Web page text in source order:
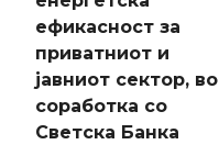
ефикасност за
приватниот и
јавниот сектор, во
соработка со
Светска Банка